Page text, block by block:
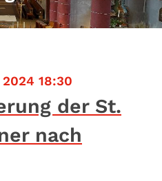
18:30
der St.
nach